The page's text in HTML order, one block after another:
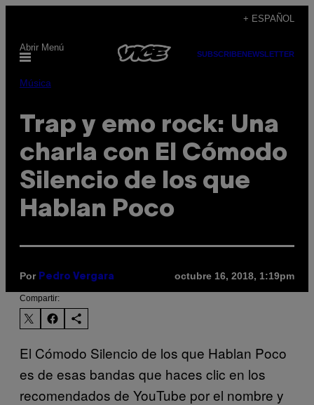
contenido
+ ESPAÑOL
Abrir Menú
SUBSCRIBENEWSLETTER
Música
Trap y emo rock: Una
charla con El Cómodo
Silencio de los que
Hablan Poco
Por Pedro Vergara octubre 16, 2018, 1:19pm
Compartir:
El Cómodo Silencio de los que Hablan Poco
es de esas bandas que haces clic en los
recomendados de YouTube por el nombre y